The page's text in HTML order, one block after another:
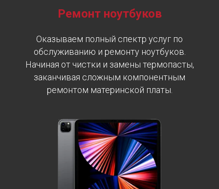
Ремонт ноутбуков
Оказываем полный спектр услуг по
обслуживанию и ремонту ноутбуков.
Начиная от чистки и замены термопасты,
заканчивая сложным компонентным
ремонтом материнской платы.